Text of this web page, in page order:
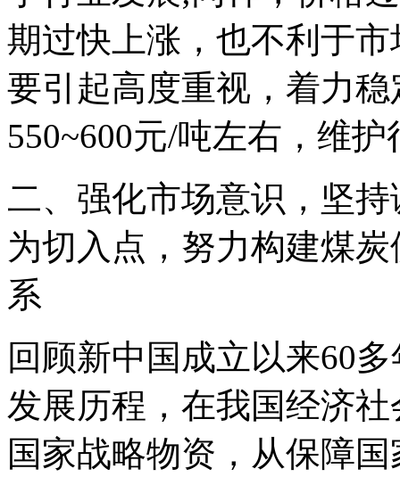
期过快上涨，也不利于
要引起高度重视，着力
550~600元/吨左右，维
二、强化市场意识，坚
为切入点，努力构建煤
系
回顾新中国成立以来60
发展历程，在我国经济
国家战略物资，从保障